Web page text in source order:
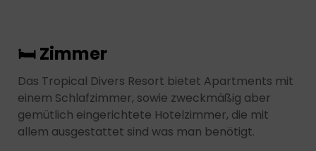
🛏 Zimmer
Das Tropical Divers Resort bietet Apartments mit
einem Schlafzimmer, sowie zweckmäßig aber
gemütlich eingerichtete Hotelzimmer, die mit
allem ausgestattet sind was man benötigt.